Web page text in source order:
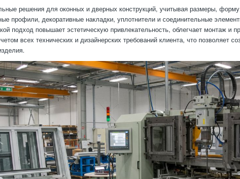
решения для оконных и дверных конструкций, учитывая размеры, форму,
профили, декоративные накладки, уплотнители и соединительные
подход повышает эстетическую привлекательность, облегчает монтаж и
всех технических и дизайнерских требований клиента, что позволяет